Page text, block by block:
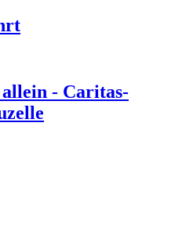
- Caritas-